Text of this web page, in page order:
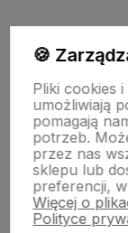
Moje konto
Swiat
🍪
Pliki cookies
umożliwiają
pomagają
potrzeb.
przez nas
sklepu lub
preferencji,
Więcej o
Polityce